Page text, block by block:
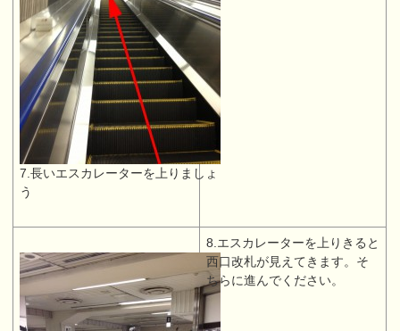
7.長いエスカレーターを上りましょ
う
8.エスカレーターを上りきると
西口改札が見えてきます。そ
ちらに進んでください。